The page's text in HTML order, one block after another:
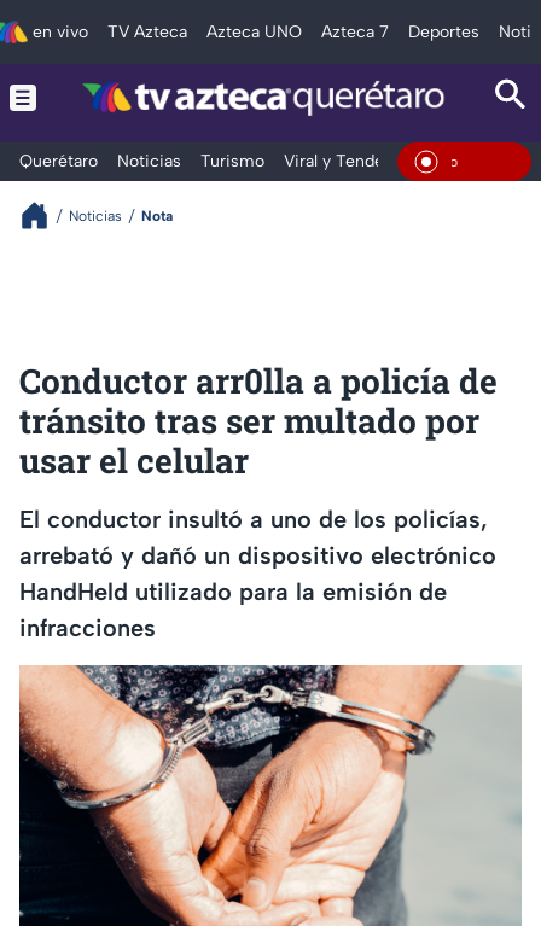
en vivo TV Azteca Azteca UNO Azteca 7 Deportes
Querétaro Noticias Turismo Viral y Tendencia Clima En Vivo
Noticias Nota
Conductor arr0lla a policía de
tránsito tras ser multado por
usar el celular
El conductor insultó a uno de los policías,
arrebató y dañó un dispositivo electrónico
HandHeld utilizado para la emisión de
infracciones